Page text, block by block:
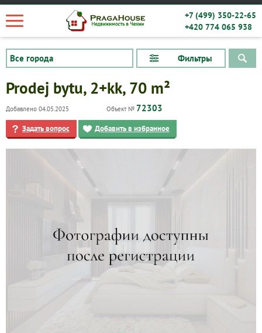
+7 (499) 350-22-65
+420 774 065 938
Фильтры
Prodej bytu, 2+kk, 70 m²
Добавлено 04.05.2025 Объект № 72303
Задать вопрос Добавить в избранное